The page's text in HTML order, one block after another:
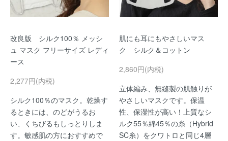
改良版 シルク100％ メッシ
ュ マスク フリーサイズ レディ
ース
2,277円(内税)
シルク100％のマスク。乾燥す
るときには、のどがうるお
い、くちびるもしっとりしま
す。敏感肌の方におすすめで
肌にも耳にもやさしいマス
ク シルク＆コットン
2,860円(内税)
立体編み、無縫製の肌触りが
やさしいマスクです。保温
性、保湿性が高い！上質なシ
ルク55％綿45％の糸（Hybrid
SC糸）をクワトロと同じ4層